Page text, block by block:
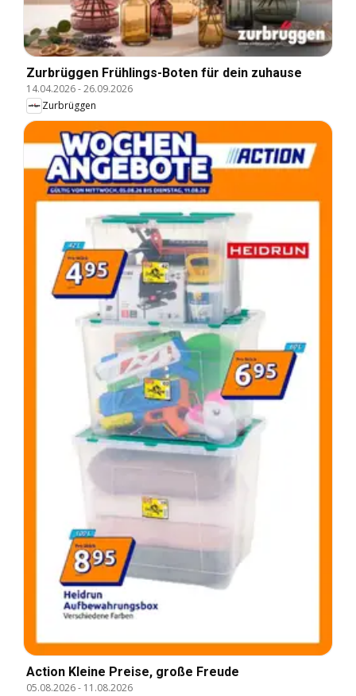
Zurbrüggen Frühlings-Boten für dein zuhause
14.04.2026-26.09.2026
Zurbrüggen
Action Kleine Preise, große Freude
05.08.2026- 11.08.2026